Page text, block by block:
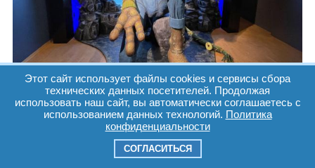
Этот сайт использует файлы cookies и сервисы сбора
технических данных посетителей. Продолжая
использовать наш сайт, вы автоматически соглашаетесь с
использованием данных технологий. Политика
конфиденциальности
СОГЛАСИТЬСЯ